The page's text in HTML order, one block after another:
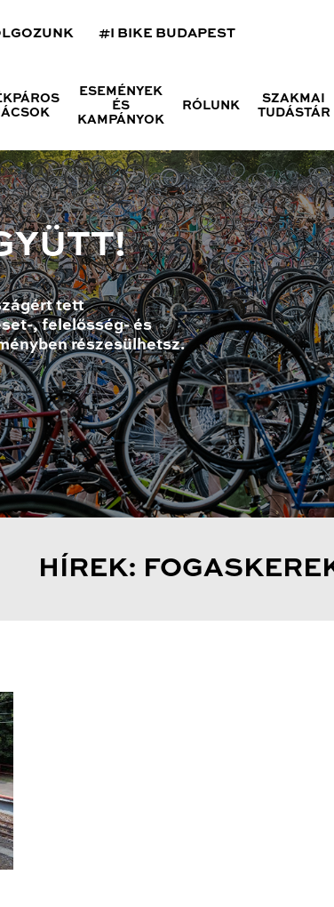
#I BIKE BUDAPEST
ESEMÉNYEK
ÉS
KAMPÁNYOK
RÓLUNK
SZAKMAI
TUDÁSTÁR
tett
, felelősség- és
részesülhetsz.
HÍREK: